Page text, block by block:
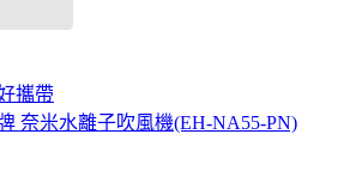
攜帶
奈米水離子吹風機(EH-NA55-PN)